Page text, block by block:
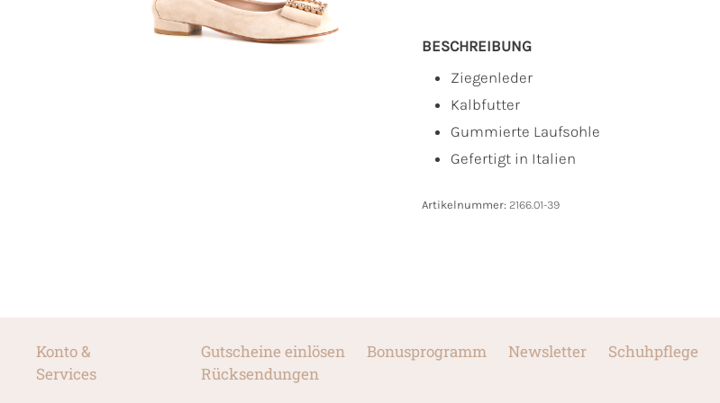
BESCHREIBUNG
Ziegenleder
Kalbfutter
Gummierte Laufsohle
Gefertigt in Italien
Artikelnummer: 2166.01-39
Konto &
Services
Gutscheine einlösen Bonusprogramm Newsletter Schuhpflege
Rücksendungen